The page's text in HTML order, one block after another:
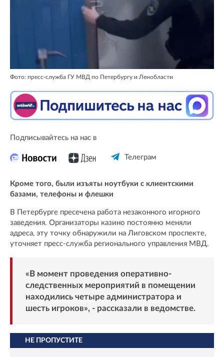
Фото: пресс-служба ГУ МВД по Петербургу и Ленобласти
Подписывайтесь на нас в
Телеграм
Кроме того, были изъяты ноутбуки с клиентскими
базами, телефоны и флешки
В Петербурге пресечена работа незаконного игорного
заведения. Организаторы казино постоянно меняли
адреса, эту точку обнаружили на Лиговском проспекте,
уточняет пресс-служба регионального управления МВД.
«В момент проведения оперативно-
следственных мероприятий в помещении
находились четыре администратора и
шесть игроков», - рассказали в ведомстве.
НЕ ПРОПУСТИТЕ